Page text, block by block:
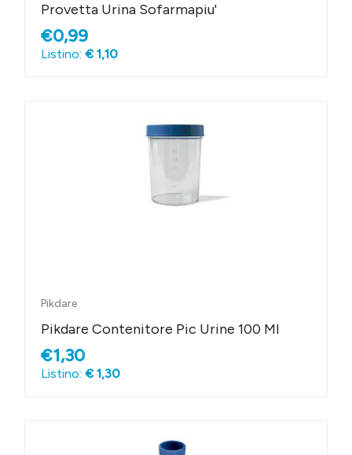
Provetta Urina Sofarmapiu'
€0,99
Listino: € 1,10
Pikdare
Pikdare Contenitore Pic Urine 100 Ml
€1,30
Listino: € 1,30